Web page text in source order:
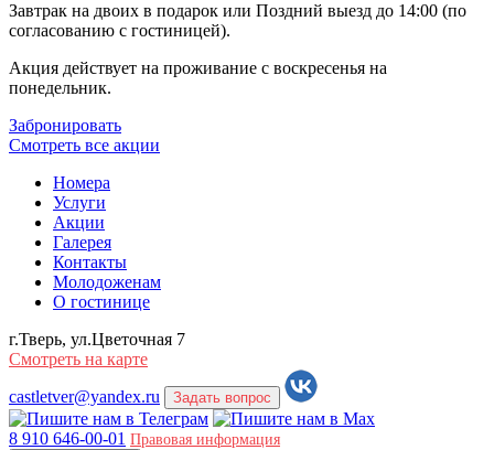
Завтрак на двоих в подарок или Поздний выезд до 14:00 (по
согласованию с гостиницей).
Акция действует на проживание с воскресенья на
понедельник.
Забронировать
Смотреть все акции
Номера
Услуги
Акции
Галерея
Контакты
Молодоженам
О гостинице
г.Тверь, ул.Цветочная 7
Смотреть на карте
castletver@yandex.ru
Задать вопрос
8 910 646-00-01 Правовая информация